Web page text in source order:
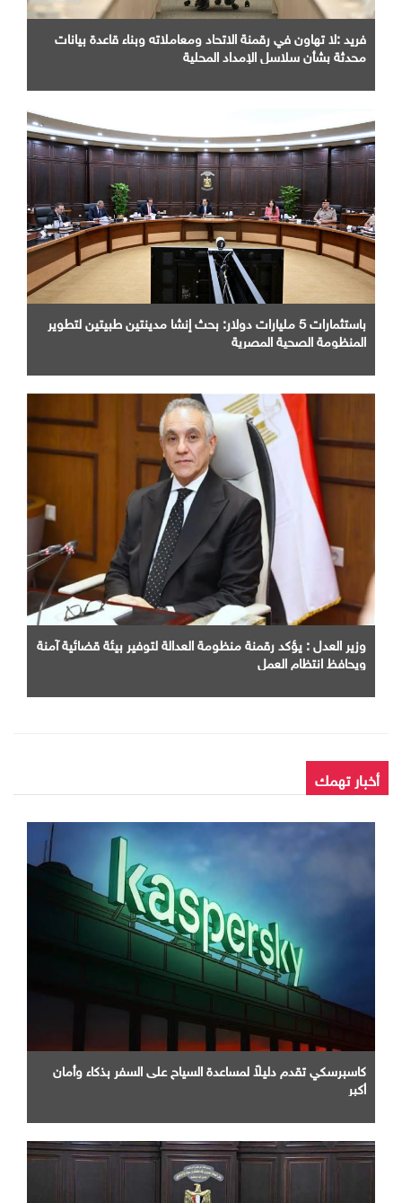
فريد :لا تهاون في رقمنة الاتحاد ومعاملاته وبناء قاعدة بيانات
محدثة بشأن سلاسل الإمداد المحلية
باستثمارات 5 مليارات دولار: بحث إنشا مدينتين طبيتين لتطوير
المنظومة الصحية المصرية
وزير العدل : يؤكد رقمنة منظومة العدالة لتوفير بيئة قضائية آمنة
ويحافظ انتظام العمل
أخبار تهمك
كاسبرسكي تقدم دليلاً لمساعدة السياح على السفر بذكاء وأمان
أكبر